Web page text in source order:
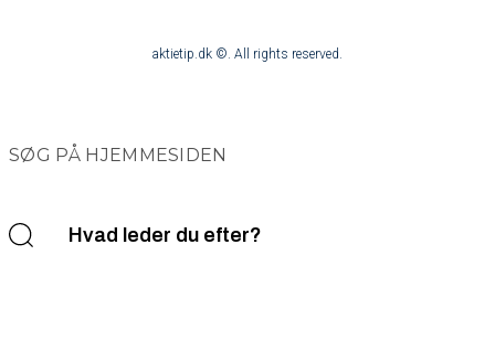
aktietip.dk ©. All rights reserved.
SØG PÅ HJEMMESIDEN